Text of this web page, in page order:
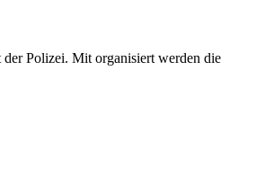
der Polizei. Mit organisiert werden die